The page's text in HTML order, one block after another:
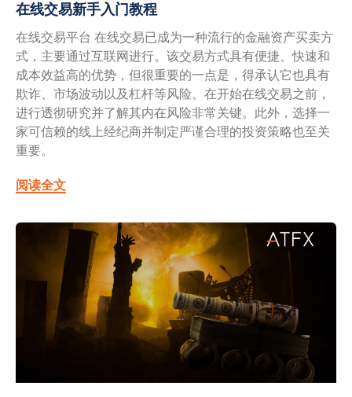
在线交易新手入门教程
在线交易平台 在线交易已成为一种流行的金融资产买卖方
式，主要通过互联网进行。该交易方式具有便捷、快速和
成本效益高的优势，但很重要的一点是，得承认它也具有
欺诈、市场波动以及杠杆等风险。在开始在线交易之前，
进行透彻研究并了解其内在风险非常关键。此外，选择一
家可信赖的线上经纪商并制定严谨合理的投资策略也至关
重要。
阅读全文